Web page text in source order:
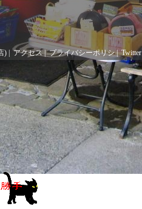
) |アクセス|プライバシーポリシ|Twitter